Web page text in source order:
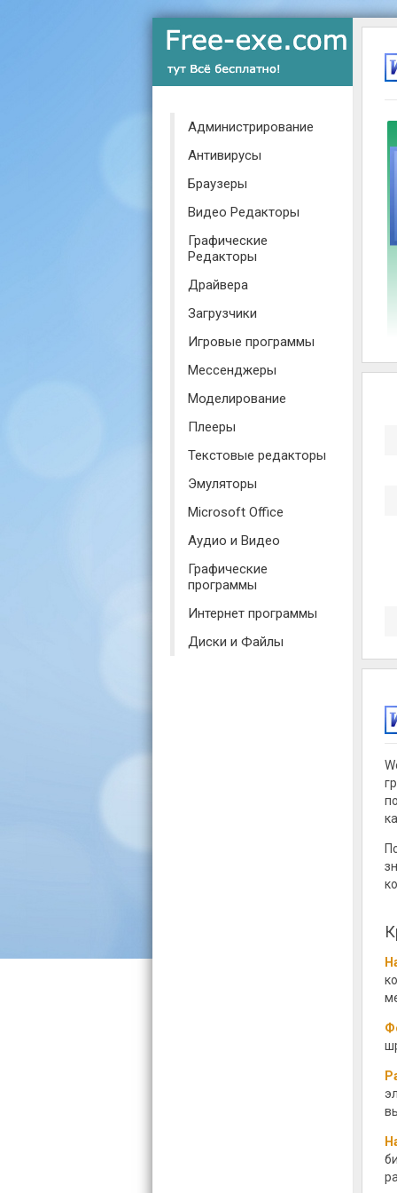
Администрирование
Антивирусы
Браузеры
Видео Редакторы
Графические
Редакторы
Драйвера
Загрузчики
Игровые программы
Мессенджеры
Моделирование
Плееры
Текстовые редакторы
Эмуляторы
Microsoft Office
Аудио и Видео
Графические
программы
Интернет программы
Диски и Файлы